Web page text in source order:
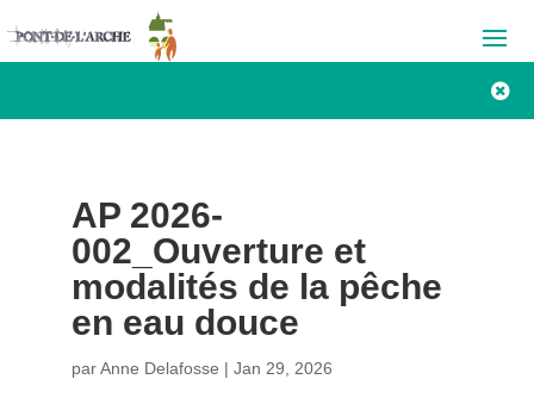

AP 2026-
002_Ouverture et
modalités de la pêche
en eau douce
parAnne Delafosse | Jan 29, 2026